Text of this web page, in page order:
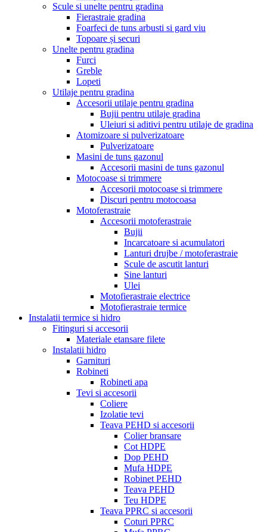
Scule si unelte pentru gradina
Fierastraie gradina
Foarfeci de tuns arbusti si gard viu
Topoare și securi
Unelte pentru gradina
Furci
Greble
Lopeti
Utilaje pentru gradina
Accesorii utilaje pentru gradina
Bujii pentru utilaje gradina
Uleiuri si aditivi pentru utilaje de gradina
Atomizoare si pulverizatoare
Pulverizatoare
Masini de tuns gazonul
Accesorii masini de tuns gazonul
Motocoase si trimmere
Accesorii motocoase si trimmere
Discuri pentru motocoasa
Motoferastraie
Accesorii motoferastraie
Bujii
Incarcatoare si acumulatori
Lanturi drujbe / motoferastraie
Scule de ascutit lanturi
Sine lanturi
Ulei
Motofierastraie electrice
Motofierastraie termice
Instalatii termice si hidro
Fitinguri si accesorii
Materiale etansare filete
Instalatii hidro
Garnituri
Robineti
Robineti apa
Tevi si accesorii
Coliere
Izolatie tevi
Teava PEHD si accesorii
Colier bransare
Cot HDPE
Dop PEHD
Mufa HDPE
Robinet PEHD
Teava PEHD
Teu HDPE
Teava PPRC si accesorii
Coturi PPRC